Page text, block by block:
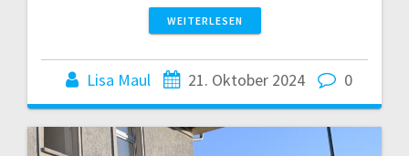
WEITERLESEN
Lisa Maul 21. Oktober 2024 0